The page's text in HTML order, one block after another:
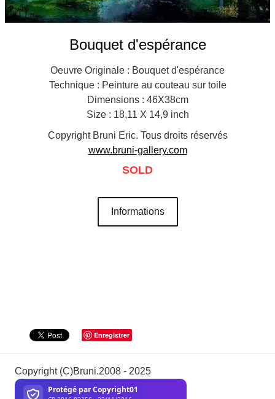
Bouquet d'espérance
Oeuvre Originale : Bouquet d'espérance
Technique : Peinture au couteau sur toile
Dimensions : 46X38cm
Size : 18,11 X 14,9 inch
Copyright Bruni Eric. Tous droits réservés
www.bruni-gallery.com
SOLD
Informations
Enregistrer
Copyright (C)Bruni.2008 - 2025